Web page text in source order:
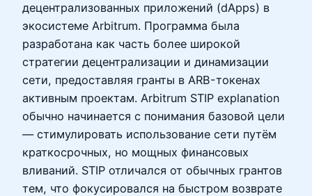
децентрализованных приложений (dApps) в
экосистеме Arbitrum. Программа была
разработана как часть более широкой
стратегии децентрализации и динамизации
сети, предоставляя гранты в ARB-токенах
активным проектам. Arbitrum STIP explanation
обычно начинается с понимания базовой цели
— стимулировать использование сети путём
краткосрочных, но мощных финансовых
вливаний. STIP отличался от обычных грантов
тем, что фокусировался на быстром возврате